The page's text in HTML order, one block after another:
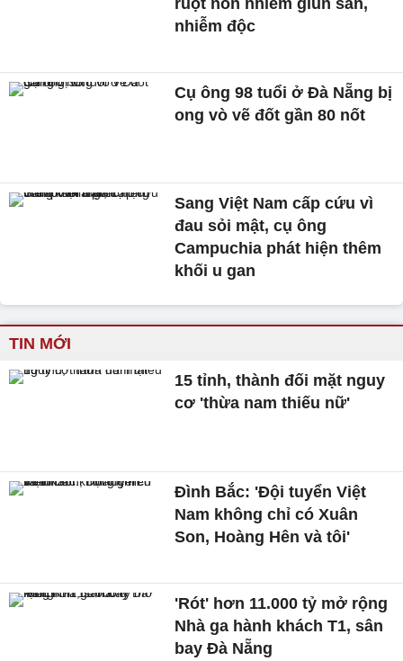
ruột non nhiễm giun sán,
nhiễm độc
Cụ ông 98 tuổi ở Đà Nẵng bị
ong vò vẽ đốt gần 80 nốt
Sang Việt Nam cấp cứu vì
đau sỏi mật, cụ ông
Campuchia phát hiện thêm
khối u gan
TIN MỚI
15 tỉnh, thành đối mặt nguy
cơ 'thừa nam thiếu nữ'
Đình Bắc: 'Đội tuyển Việt
Nam không chỉ có Xuân
Son, Hoàng Hên và tôi'
'Rót' hơn 11.000 tỷ mở rộng
Nhà ga hành khách T1, sân
bay Đà Nẵng